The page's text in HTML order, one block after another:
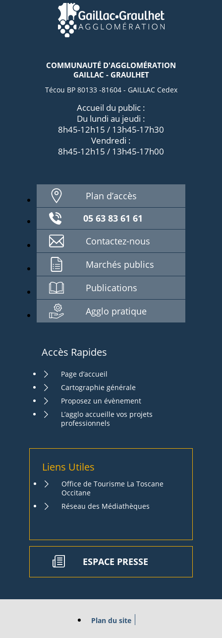
COMMUNAUTÉ D'AGGLOMÉRATION
GAILLAC - GRAULHET
Técou BP 80133 -81604 - GAILLAC Cedex
Accueil du public :
Du lundi au jeudi :
8h45-12h15 / 13h45-17h30
Vendredi :
8h45-12h15 / 13h45-17h00
Plan d’accès
05 63 83 61 61
Contactez-nous
Marchés publics
Publications
Agglo pratique
Accès Rapides
Page d’accueil
Cartographie générale
Proposez un évènement
L’agglo accueille vos projets
professionnels
Liens Utiles
Office de Tourisme La Toscane
Occitane
Réseau des Médiathèques
ESPACE PRESSE
Plan du site